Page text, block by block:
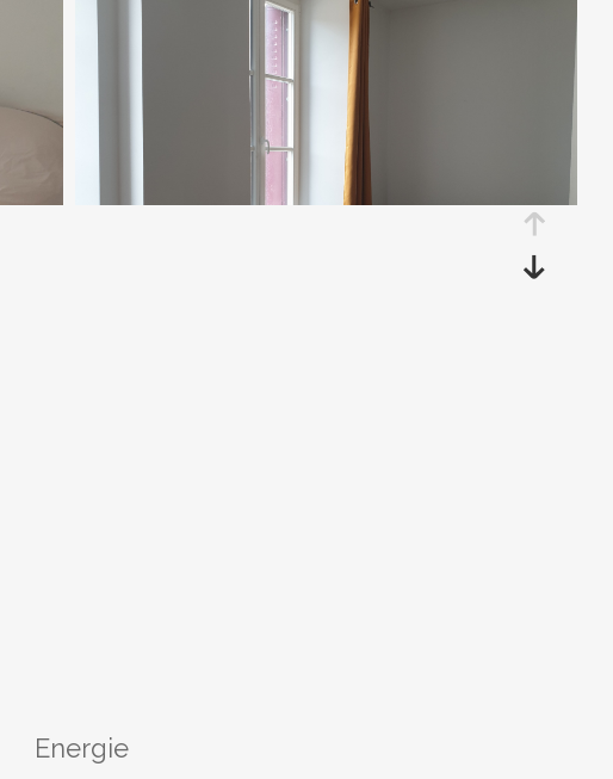
Energie